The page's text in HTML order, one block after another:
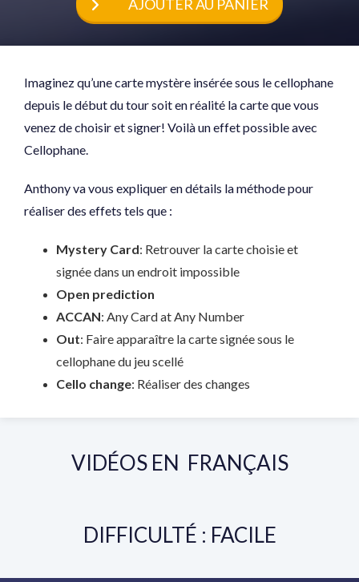
AJOUTER AU PANIER
Imaginez qu’une carte mystère insérée sous le cellophane
depuis le début du tour soit en réalité la carte que vous
venez de choisir et signer! Voilà un effet possible avec
Cellophane.
Anthony va vous expliquer en détails la méthode pour
réaliser des effets tels que :
Mystery Card: Retrouver la carte choisie et
signée dans un endroit impossible
Open prediction
ACCAN: Any Card at Any Number
Out: Faire apparaître la carte signée sous le
cellophane du jeu scellé
Cello change: Réaliser des changes
VIDÉOS EN FRANÇAIS
DIFFICULTÉ : FACILE